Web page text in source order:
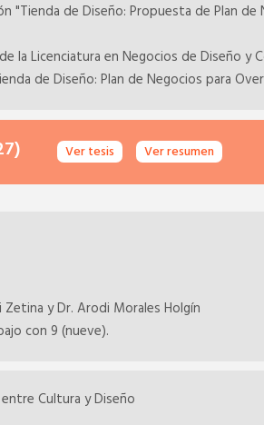
de Diseño: Propuesta de Plan
Licenciatura en Negocios de Diseño y
de Diseño: Plan de Negocios para
Ver tesis Ver resumen
Zetina y Dr. Arodi Morales Holgín
con 9 (nueve).
Cultura y Diseño